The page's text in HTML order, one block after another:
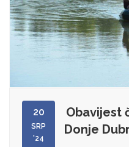
20
SRP
'24
Obavijest
Donje